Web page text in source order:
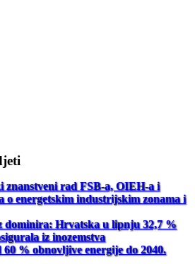
znanstveni rad FSB-a, OIEH-a i
o energetskim industrijskim zonama i
dominira: Hrvatska u lipnju 32,7 %
iz inozemstva
% obnovljive energije do 2040.